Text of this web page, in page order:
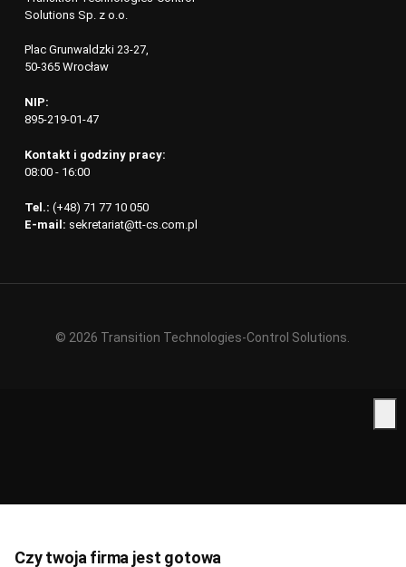
Solutions Sp. z o.o.
Plac Grunwaldzki 23-27,
50-365 Wrocław
NIP:
895-219-01-47
Kontakt i godziny pracy:
08:00 - 16:00
Tel.: (+48) 71 77 10 050
E-mail: sekretariat@tt-cs.com.pl
© 2026 Transition Technologies-Control Solutions.
Czy twoja firma jest gotowa